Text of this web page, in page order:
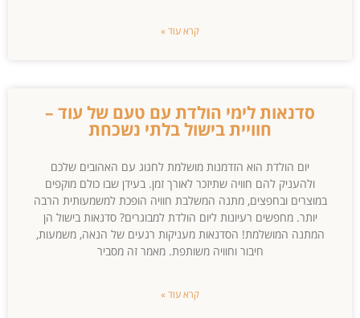
קרא עוד »
סדנאות לימי הולדת עם טעם של עוד –
חוויית בישול בלתי נשכחת
יום הולדת הוא הזדמנות מושלמת לחגוג עם האהובים שלכם
ולהעניק להם חוויה שתיזכר לאורך זמן. בעידן שבו כולם מוקפים
במוצרים ובחפצים, מתנה המשלבת חוויה הופכת למשמעותית הרבה
יותר. מחפשים רעיונות ליום הולדת למבוגרים? סדנאות בישול הן
המתנה המושלמת! הסדנאות מעניקות רגעים של הנאה, משמעות,
חיבור וחוויה משותפת. מאמר זה מסביר
קרא עוד »